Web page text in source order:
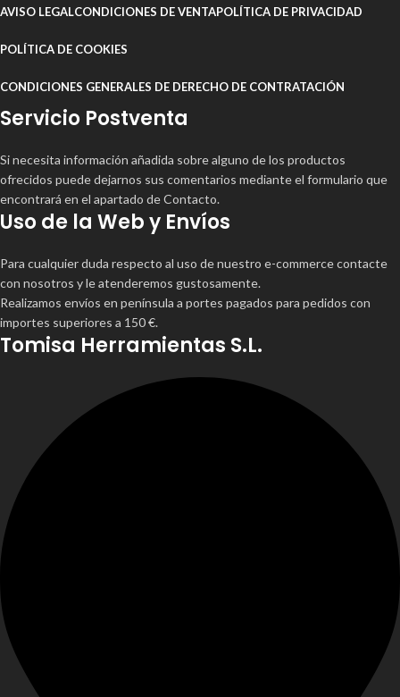
AVISO LEGALCONDICIONES DE VENTAPOLÍTICA DE PRIVACIDAD
POLÍTICA DE COOKIES
CONDICIONES GENERALES DE DERECHO DE CONTRATACIÓN
Servicio Postventa
Si necesita información añadida sobre alguno de los productos
ofrecidos puede dejarnos sus comentarios mediante el formulario que
encontrará en el apartado de Contacto.
Uso de la Web y Envíos
Para cualquier duda respecto al uso de nuestro e-commerce contacte
con nosotros y le atenderemos gustosamente.
Realizamos envíos en península a portes pagados para pedidos con
importes superiores a 150 €.
Tomisa Herramientas S.L.